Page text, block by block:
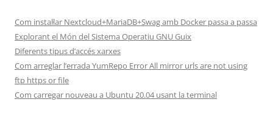
Com instal·lar Nextcloud+MariaDB+Swag amb Docker passa a passa
Explorant el Món del Sistema Operatiu GNU Guix
Diferents tipus d’accés xarxes
Com arreglar l’errada YumRepo Error All mirror urls are not using
ftp https or file
Com carregar nouveau a Ubuntu 20.04 usant la terminal